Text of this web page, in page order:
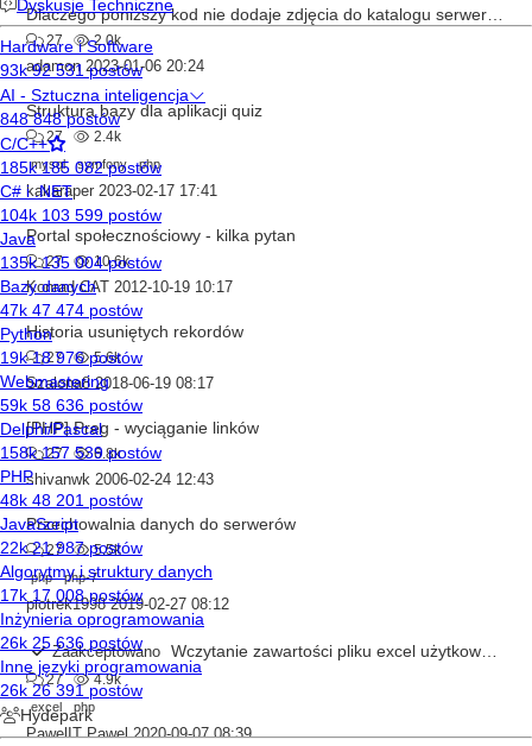
27 2.0k
adamon 2023-01-06 20:24
Struktura bazy dla aplikacji quiz
27
2.4k
mysql
symfony php
kakaraper 2023-02-17 17:41
Portal społecznościowy - kilka pytan
27 10.6k
Konrad CAT 2012-10-19 10:17
Historia usuniętych rekordów
27 5.6k
Szalona8 2018-06-19 08:17
[PHP] Preg - wyciąganie linków
27 6.8k
shivanwk 2006-02-24 12:43
Przechowalnia danych do serwerów
27
5.5k
php
php-7
piotrek1998 2019-02-27 08:12
Zaakceptowano Wczytanie zawartości pliku excel użytkownika do pamięci lub zmiennej w PHP
27
4.9k
excel
php
PawelIT Pawel 2020-09-07 08:39